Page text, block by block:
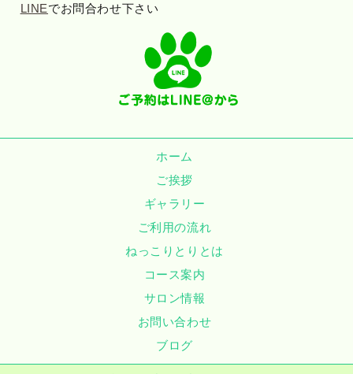
LINEでお問合わせ下さい
ホーム
ご挨拶
ギャラリー
ご利用の流れ
ねっこりとりとは
コース案内
サロン情報
お問い合わせ
ブログ